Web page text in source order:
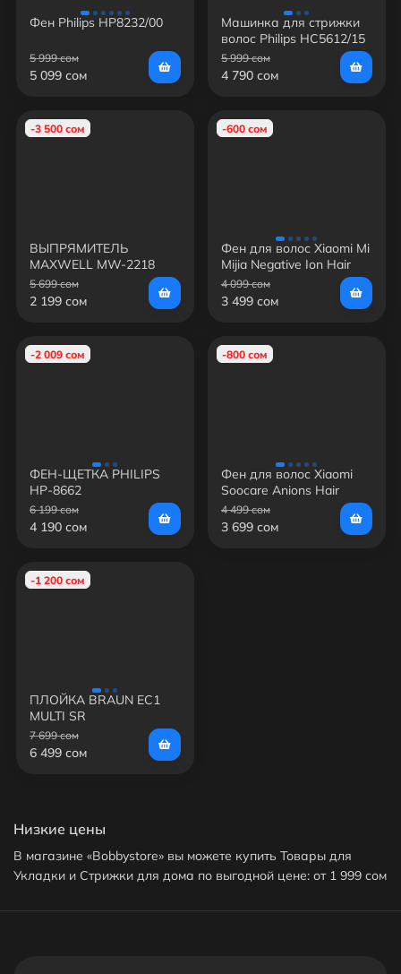
Фен Philips HP8232/00
5 999 сом
5 099 сом
Машинка для стрижки
волос Philips HC5612/15
5 999 сом
4 790 сом
-3 500 сом
ВЫПРЯМИТЕЛЬ
MAXWELL MW-2218
5 699 сом
2 199 сом
-600 сом
Фен для волос Xiaomi Mi
Mijia Negative Ion Hair
Dryer H300 (CMJ01ZHM)
4 099 сом
3 499 сом
-2 009 сом
ФЕН-ЩЕТКА PHILIPS
HP-8662
6 199 сом
4 190 сом
-800 сом
Фен для волос Xiaomi
Soocare Anions Hair
Dryer (H3S)
4 499 сом
3 699 сом
-1 200 сом
ПЛОЙКА BRAUN EC1
MULTI SR
7 699 сом
6 499 сом
Низкие цены
В магазине «Bobbystore» вы можете купить Товары для
Укладки и Стрижки для дома по выгодной цене: от 1 999 сом